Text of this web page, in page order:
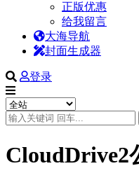
正版优惠
给我留言
大海导航
封面生成器
登录
CloudDrive2